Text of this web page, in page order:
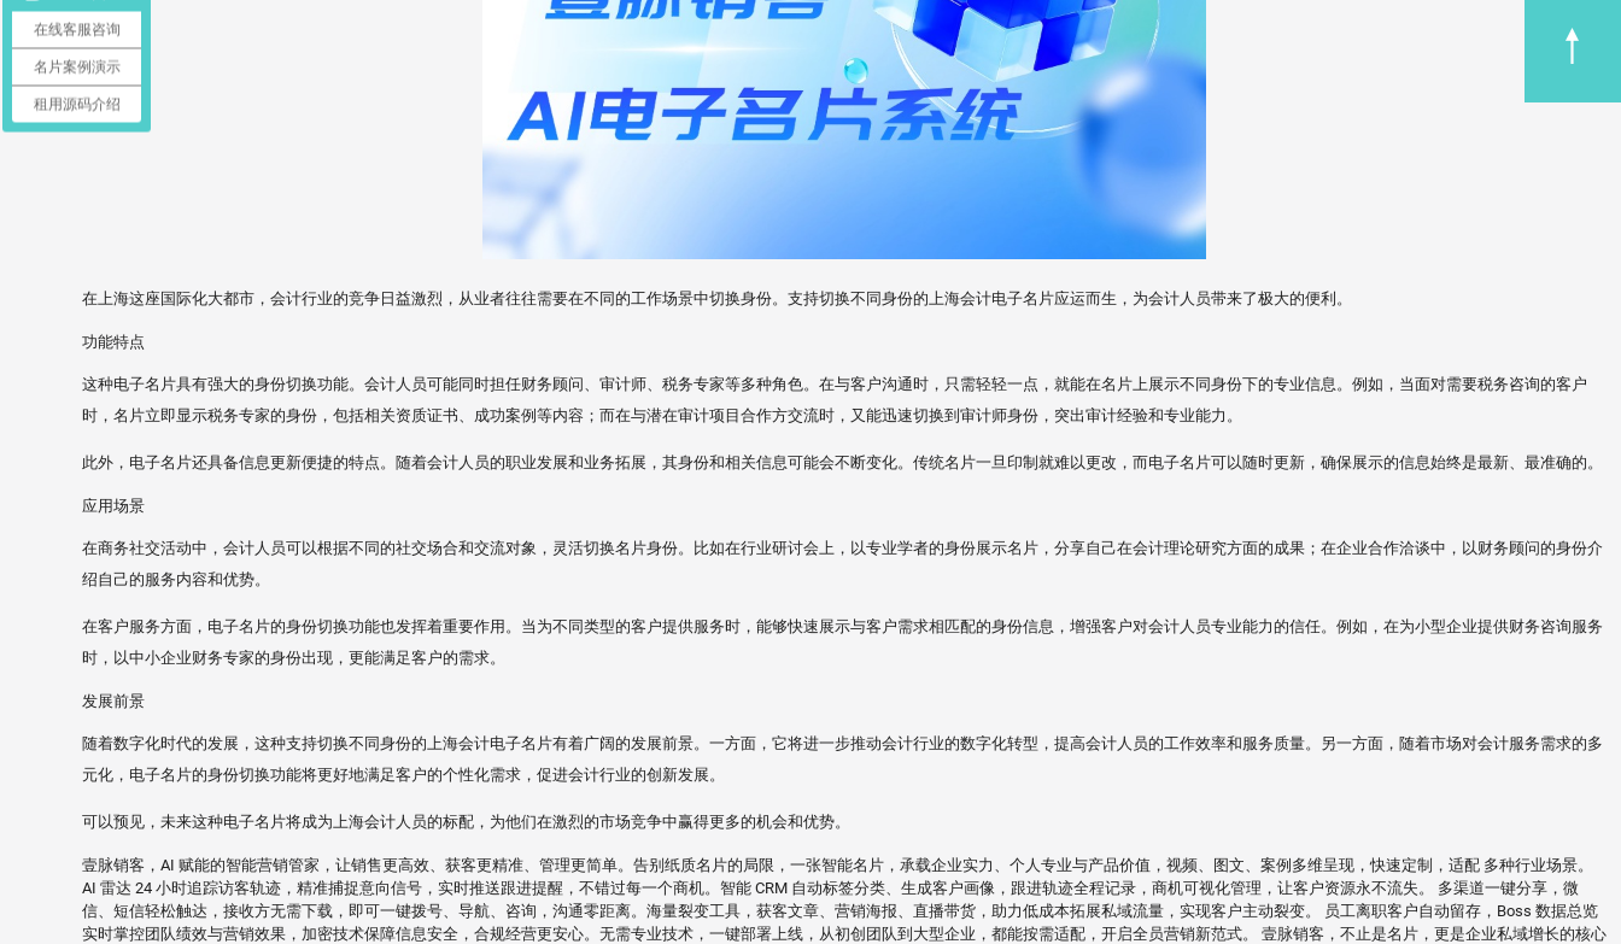
在上海这座国际化大都市，会计行业的竞争日益激烈，从业者往往需要在不同的工作场景中切换身份。支持切换不同身份的上海会计电子名片应运而生，为会计人员带来了极大的便利。
功能特点
这种电子名片具有强大的身份切换功能。会计人员可能同时担任财务顾问、审计师、税务专家等多种角色。在与客户沟通时，只需轻轻一点，就能在名片上展示不同身份下的专业信息。例如，当面对需要税务咨询的客户
时，名片立即显示税务专家的身份，包括相关资质证书、成功案例等内容；而在与潜在审计项目合作方交流时，又能迅速切换到审计师身份，突出审计经验和专业能力。
此外，电子名片还具备信息更新便捷的特点。随着会计人员的职业发展和业务拓展，其身份和相关信息可能会不断变化。传统名片一旦印制就难以更改，而电子名片可以随时更新，确保展示的信息始终是最新、最准确的。
应用场景
在商务社交活动中，会计人员可以根据不同的社交场合和交流对象，灵活切换名片身份。比如在行业研讨会上，以专业学者的身份展示名片，分享自己在会计理论研究方面的成果；在企业合作洽谈中，以财务顾问的身份介
绍自己的服务内容和优势。
在客户服务方面，电子名片的身份切换功能也发挥着重要作用。当为不同类型的客户提供服务时，能够快速展示与客户需求相匹配的身份信息，增强客户对会计人员专业能力的信任。例如，在为小型企业提供财务咨询服务
时，以中小企业财务专家的身份出现，更能满足客户的需求。
发展前景
随着数字化时代的发展，这种支持切换不同身份的上海会计电子名片有着广阔的发展前景。一方面，它将进一步推动会计行业的数字化转型，提高会计人员的工作效率和服务质量。另一方面，随着市场对会计服务需求的多
元化，电子名片的身份切换功能将更好地满足客户的个性化需求，促进会计行业的创新发展。
可以预见，未来这种电子名片将成为上海会计人员的标配，为他们在激烈的市场竞争中赢得更多的机会和优势。
壹脉销客，AI 赋能的智能营销管家，让销售更高效、获客更精准、管理更简单。告别纸质名片的局限，一张智能名片，承载企业实力、个人专业与产品价值，视频、图文、案例多维呈现，快速定制，适配 多种行业场景。
AI 雷达 24 小时追踪访客轨迹，精准捕捉意向信号，实时推送跟进提醒，不错过每一个商机。智能 CRM 自动标签分类、生成客户画像，跟进轨迹全程记录，商机可视化管理，让客户资源永不流失。 多渠道一键分享，微
信、短信轻松触达，接收方无需下载，即可一键拨号、导航、咨询，沟通零距离。海量裂变工具，获客文章、营销海报、直播带货，助力低成本拓展私域流量，实现客户主动裂变。 员工离职客户自动留存，Boss 数据总览
实时掌控团队绩效与营销效果，加密技术保障信息安全，合规经营更安心。无需专业技术，一键部署上线，从初创团队到大型企业，都能按需适配，开启全员营销新范式。 壹脉销客，不止是名片，更是企业私域增长的核心
在线客服咨询
名片案例演示
租用源码介绍